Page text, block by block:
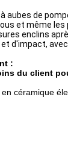
aubes de
et même
enclins
:
du client
céramique